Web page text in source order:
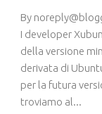
By
I developer
della versione
derivata di
per la futura
troviamo al...